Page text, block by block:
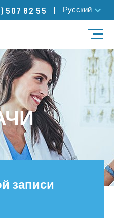
507 82 55 Русский
ЛЕЧЕНИЕ
НАШИ ВРАЧИ
НАШИ ЦЕНТРЫ
Контакты
записи